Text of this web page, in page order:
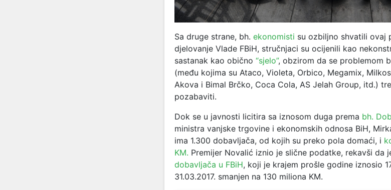
Sa druge strane, bh. ekonomisti su ozbiljno shvatili ovaj
djelovanje Vlade FBiH, stručnjaci su ocijenili kao
sastanak kao obično “sjelo”, obzirom da se problemom
(među kojima su Ataco, Violeta, Orbico, Megamix,
Akova i Bimal Brčko, Coca Cola, AS Jelah Group, itd.)
pozabaviti.
Dok se u javnosti licitira sa iznosom duga prema bh.
ministra vanjske trgovine i ekonomskih odnosa BiH,
ima 1.300 dobavljača, od kojih su preko pola domaći, i
KM. Premijer Novalić iznio je slične podatke, rekavši da
dobavljača u FBiH, koji je krajem prošle godine iznosio
31.03.2017. smanjen na 130 miliona KM.